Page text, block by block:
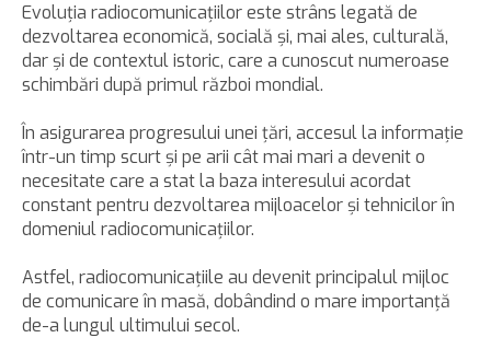
Evoluţia radiocomunicaţiilor este strâns legată de
dezvoltarea economică, socială şi, mai ales, culturală,
dar şi de contextul istoric, care a cunoscut numeroase
schimbări după primul război mondial.
În asigurarea progresului unei ţări, accesul la informaţie
într-un timp scurt şi pe arii cât mai mari a devenit o
necesitate care a stat la baza interesului acordat
constant pentru dezvoltarea mijloacelor şi tehnicilor în
domeniul radiocomunicaţiilor.
Astfel, radiocomunicaţiile au devenit principalul mijloc
de comunicare în masă, dobândind o mare importanţă
de-a lungul ultimului secol.